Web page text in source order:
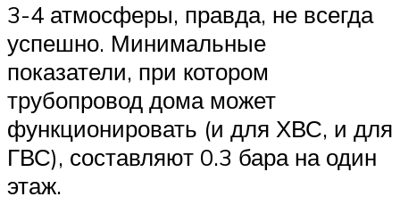
3-4 атмосферы, правда, не всегда
успешно. Минимальные
показатели, при котором
трубопровод дома может
функционировать (и для ХВС, и для
ГВС), составляют 0.3 бара на один
этаж.